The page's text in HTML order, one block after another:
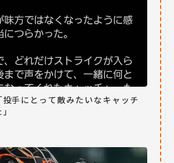
手にとって敵みたいなキャッチ